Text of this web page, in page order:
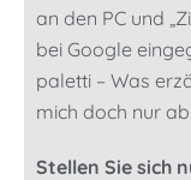
an den PC und
bei Google
paletti – Was
mich doch nur
Stellen Sie sich